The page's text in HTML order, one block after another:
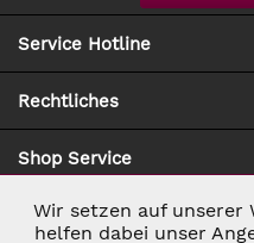
Service Hotline
Rechtliches
Shop Service
Zahlung & Versand
Notwendig
Wir setzen auf unserer
helfen dabei unser